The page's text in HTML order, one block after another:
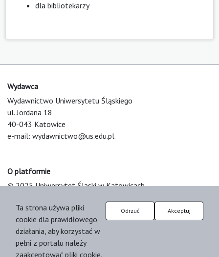
dla bibliotekarzy
Wydawca
Wydawnictwo Uniwersytetu Śląskiego
ul. Jordana 18
40-043 Katowice
e-mail: wydawnictwo@us.edu.pl
O platformie
© 2025 Uniwersytet Śląski w Katowicach
Platform & Workflow by OJS/PKP
Ta strona używa pliki
cookie dla prawidłowego
działania, aby korzystać w
pełni z portalu należy
zaakceptować pliki cookie.
Odrzuć Akceptuj